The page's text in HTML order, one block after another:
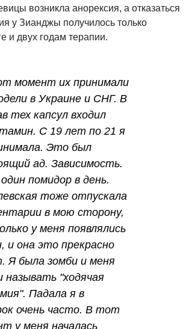
возникла анорексия, а отказаться
у Зианджы получилось только
и двух годам терапии.
момент их принимали
в Украине и СНГ. В
тех капсул входил
С 19 лет по 21 я
Это был
ад. Зависимость.
помидор в день.
тоже отпускала
в мою сторону,
у меня появлялись
и она это прекрасно
Я была зомби и меня
называть "ходячая
Падала я в
очень часто. В тот
у меня началась